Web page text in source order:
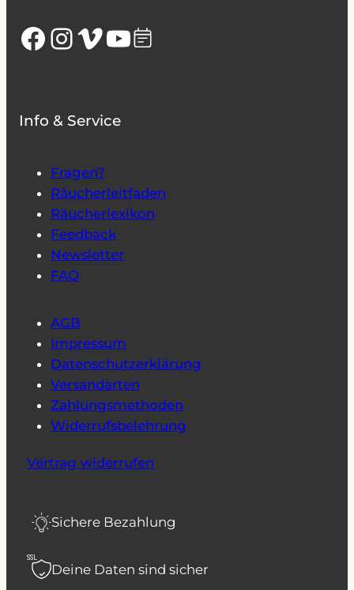
Info & Service
Fragen?
Räucherleitfaden
Räucherlexikon
Feedback
Newsletter
FAQ
AGB
Impressum
Datenschutzerklärung
Versandarten
Zahlungsmethoden
Widerrufsbelehrung
Vertrag widerrufen
Facebook
Instagram
Vimeo
YouTube
Sichere Bezahlung
SSL
Deine Daten sind sicher